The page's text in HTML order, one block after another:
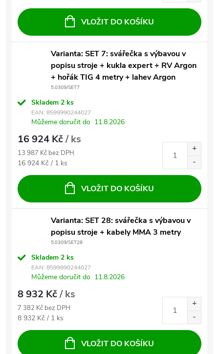
VLOŽIT DO KOŠÍKU
Varianta: SET 7: svářečka s výbavou v
popisu stroje + kukla expert + RV Argon
+ hořák TIG 4 metry + lahev Argon
5.0309/SET7
Skladem 2 ks
EAN: 8599990244027
Můžeme doručit do 11.8.2026
16 924 Kč/ ks
13 987 Kč bez DPH
Měrná cena:
16 924 Kč / 1 ks
VLOŽIT DO KOŠÍKU
Varianta: SET 28: svářečka s výbavou v
popisu stroje + kabely MMA 3 metry
5.0309/SET28
Skladem 2 ks
EAN: 8599990244027
Můžeme doručit do 11.8.2026
8 932 Kč/ ks
7 382 Kč bez DPH
Měrná cena:
8 932 Kč / 1 ks
VLOŽIT DO KOŠÍKU